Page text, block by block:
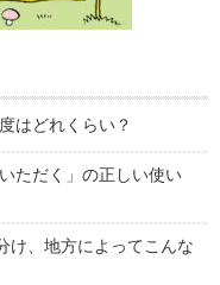
はどれくらい？
ただく」の正しい使い
け、地方によってこんな